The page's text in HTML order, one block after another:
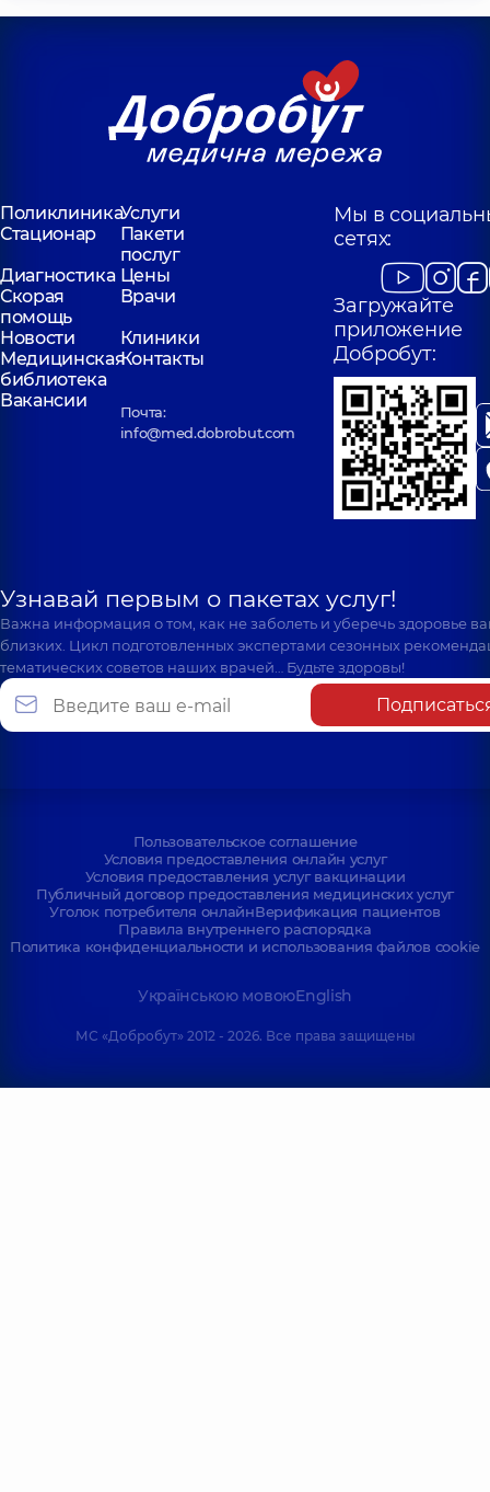
ПоликлиникаУслуги
Стационар
Пакети
послуг
Диагностика Цены
Скорая
помощь
Врачи
Новости
Клиники
Медицинская
библиотека
Контакты
Вакансии
Почта:
info@med.dobrobut.com
Мы в
сетях:
Загружайте
приложение
Добробут:
Узнавай первым о пакетах услуг!
Важна информация о том, как не заболеть и уберечь здоровье
близких. Цикл подготовленных экспертами сезонных
тематических советов наших врачей… Будьте здоровы!
Пользовательское соглашение
Условия предоставления онлайн услуг
Условия предоставления услуг вакцинации
Публичный договор предоставления медицинских услуг
Уголок потребителя онлайнВерификация пациентов
Правила внутреннего распорядка
Политика конфиденциальности и использования файлов cookie
Українською мовоюEnglish
МС «Добробут» 2012 - 2026. Все права защищены